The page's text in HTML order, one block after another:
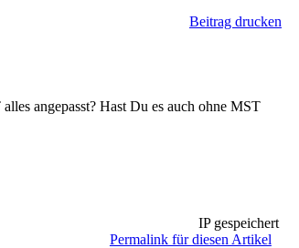
Beitrag drucken
angepasst? Hast Du es auch ohne MST
IP gespeichert
Permalink für diesen Artikel